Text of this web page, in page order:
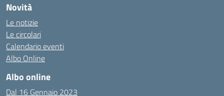
Novità
Le notizie
Le circolari
Calendario eventi
Albo Online
Albo online
Dal 16 Gennaio 2023